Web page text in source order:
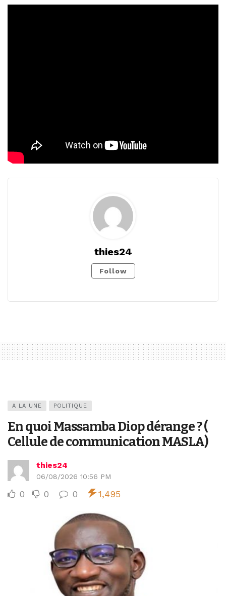
thies24
Follow
A LA UNE POLITIQUE
En quoi Massamba Diop dérange ? (
Cellule de communication MASLA)
thies24
06/08/2026 10:56 PM
0 0 0 1,495